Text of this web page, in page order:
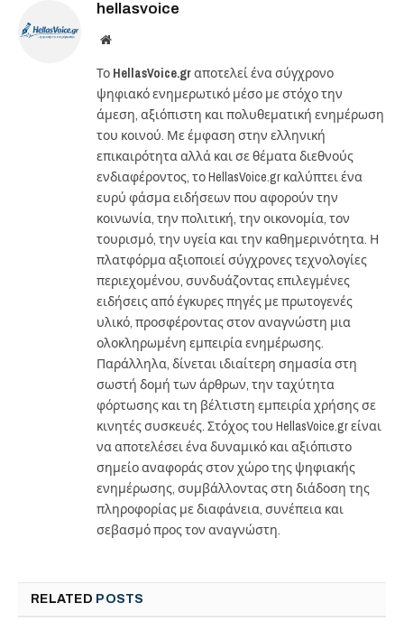
hellasvoice
Website
Το HellasVoice.grαποτελεί ένα σύγχρονο
ψηφιακό ενημερωτικό μέσο με στόχο την
άμεση, αξιόπιστη και πολυθεματική ενημέρωση
του κοινού. Με έμφαση στην ελληνική
επικαιρότητα αλλά και σε θέματα διεθνούς
ενδιαφέροντος, το HellasVoice.gr καλύπτει ένα
ευρύ φάσμα ειδήσεων που αφορούν την
κοινωνία, την πολιτική, την οικονομία, τον
τουρισμό, την υγεία και την καθημερινότητα. Η
πλατφόρμα αξιοποιεί σύγχρονες τεχνολογίες
περιεχομένου, συνδυάζοντας επιλεγμένες
ειδήσεις από έγκυρες πηγές με πρωτογενές
υλικό, προσφέροντας στον αναγνώστη μια
ολοκληρωμένη εμπειρία ενημέρωσης.
Παράλληλα, δίνεται ιδιαίτερη σημασία στη
σωστή δομή των άρθρων, την ταχύτητα
φόρτωσης και τη βέλτιστη εμπειρία χρήσης σε
κινητές συσκευές. Στόχος του HellasVoice.gr είναι
να αποτελέσει ένα δυναμικό και αξιόπιστο
σημείο αναφοράς στον χώρο της ψηφιακής
ενημέρωσης, συμβάλλοντας στη διάδοση της
πληροφορίας με διαφάνεια, συνέπεια και
σεβασμό προς τον αναγνώστη.
RELATED POSTS